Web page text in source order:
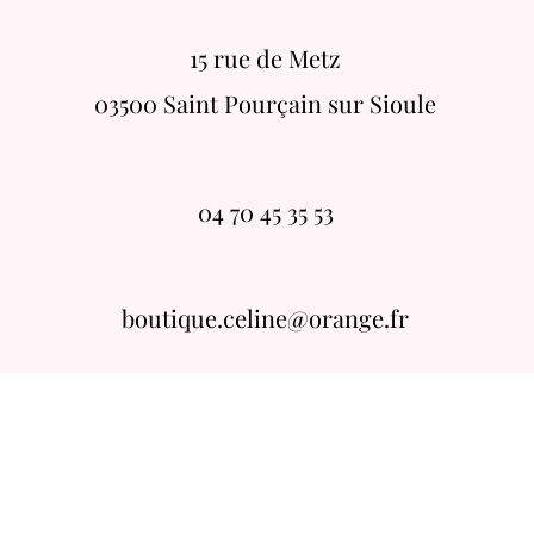
15 rue de Metz
03500 Saint Pourçain sur Sioule
04 70 45 35 53
boutique.celine@orange.fr